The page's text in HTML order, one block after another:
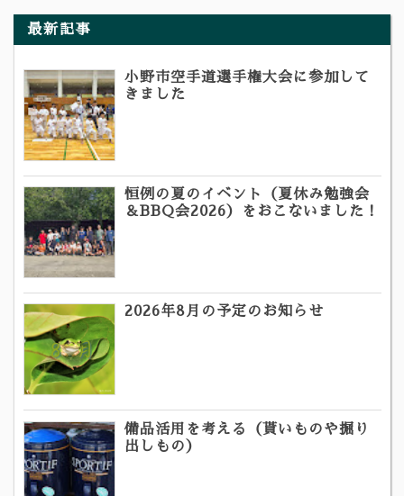
最新記事
小野市空手道選手権大会に参加して
きました
恒例の夏のイベント（夏休み勉強会
＆BBQ会2026）をおこないました！
2026年8月の予定のお知らせ
備品活用を考える（貰いものや掘り
出しもの）